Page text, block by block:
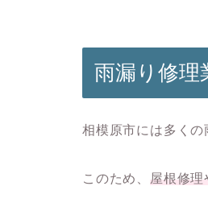
雨漏り修理
相模原市には多くの
このため、 屋根修理